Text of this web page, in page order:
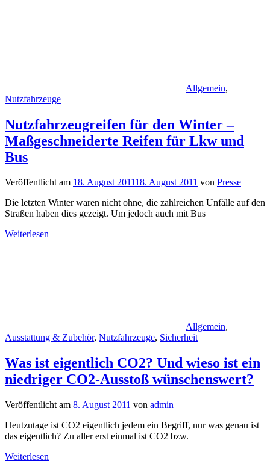
Allgemein,
Nutzfahrzeuge
Nutzfahrzeugreifen für den Winter –
Maßgeschneiderte Reifen für Lkw und
Bus
Veröffentlicht am 18. August 201118. August 2011 von Presse
Die letzten Winter waren nicht ohne, die zahlreichen Unfälle auf den
Straßen haben dies gezeigt. Um jedoch auch mit Bus
Weiterlesen
Allgemein,
Ausstattung & Zubehör, Nutzfahrzeuge, Sicherheit
Was ist eigentlich CO2? Und wieso ist ein
niedriger CO2-Ausstoß wünschenswert?
Veröffentlicht am 8. August 2011 von admin
Heutzutage ist CO2 eigentlich jedem ein Begriff, nur was genau ist
das eigentlich? Zu aller erst einmal ist CO2 bzw.
Weiterlesen